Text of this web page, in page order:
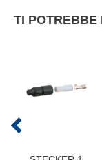
TI POTREBBE